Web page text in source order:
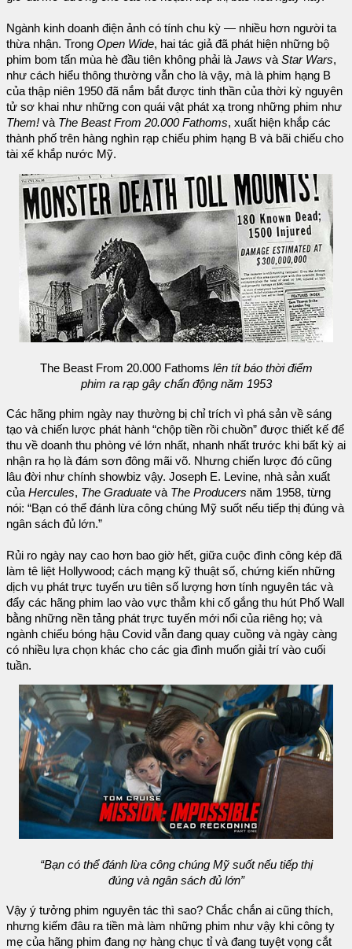
Ngành kinh doanh điện ảnh có tính chu kỳ — nhiều hơn người ta
thừa nhận. Trong Open Wide, hai tác giả đã phát hiện những bộ
phim bom tấn mùa hè đầu tiên không phải làJaws vàStar Wars,
như cách hiểu thông thường vẫn cho là vậy, mà là phim hạng B
của thập niên 1950 đã nắm bắt được tinh thần của thời kỳ nguyên
tử sơ khai như những con quái vật phát xạ trong những phim như
Them! và The Beast From 20.000 Fathoms, xuất hiện khắp các
thành phố trên hàng nghìn rạp chiếu phim hạng B và bãi chiếu cho
tài xế khắp nước Mỹ.
The Beast From 20.000 Fathoms lên tít báo thời điểm
phim ra rạp gây chấn động năm 1953
Các hãng phim ngày nay thường bị chỉ trích vì phá sản về sáng
tạo và chiến lược phát hành “chộp tiền rồi chuồn” được thiết kế để
thu về doanh thu phòng vé lớn nhất, nhanh nhất trước khi bất kỳ ai
nhận ra họ là đám sơn đông mãi võ. Nhưng chiến lược đó cũng
lâu đời như chính showbiz vậy. Joseph E. Levine, nhà sản xuất
của Hercules, The Graduate và The Producers năm 1958, từng
nói: “Bạn có thể đánh lừa công chúng Mỹ suốt nếu tiếp thị đúng và
ngân sách đủ lớn.”
Rủi ro ngày nay cao hơn bao giờ hết, giữa cuộc đình công kép đã
làm tê liệt Hollywood; cách mạng kỹ thuật số, chứng kiến những
dịch vụ phát trực tuyến ưu tiên số lượng hơn tính nguyên tác và
đẩy các hãng phim lao vào vực thẳm khi cố gắng thu hút Phố Wall
bằng những nền tảng phát trực tuyến mới nổi của riêng họ; và
ngành chiếu bóng hậu Covid vẫn đang quay cuồng và ngày càng
có nhiều lựa chọn khác cho các gia đình muốn giải trí vào cuối
tuần.
“Bạn có thể đánh lừa công chúng Mỹ suốt nếu tiếp thị
đúng và ngân sách đủ lớn”
Vậy ý tưởng phim nguyên tác thì sao? Chắc chắn ai cũng thích,
nhưng kiếm đâu ra tiền mà làm những phim như vậy khi công ty
mẹ của hãng phim đang nợ hàng chục tỉ và đang tuyệt vọng cắt